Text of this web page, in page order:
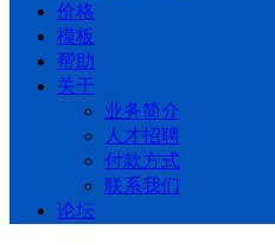
价格
模板
帮助
关于
业务简介
人才招聘
付款方式
联系我们
论坛